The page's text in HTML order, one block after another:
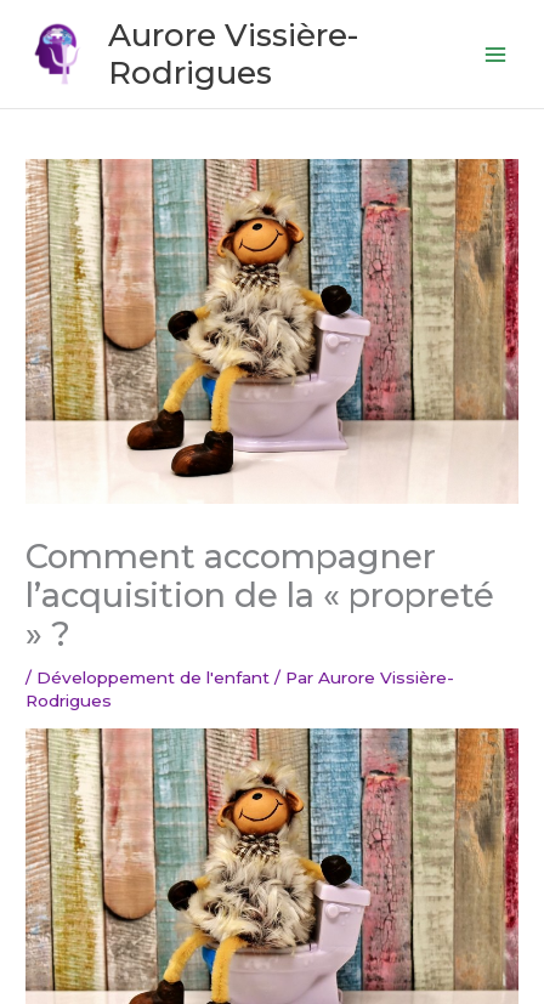
contenu
Aurore Vissière-
Rodrigues
Comment accompagner
l’acquisition de la « propreté
» ?
/ Développement de l'enfant / ParAurore Vissière-
Rodrigues